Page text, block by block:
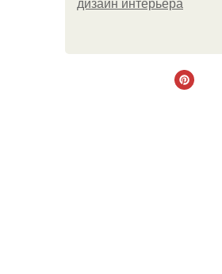
дизайн интерьера